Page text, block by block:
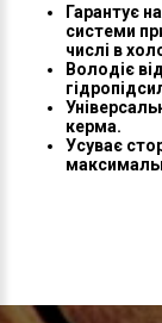
Гарантує
системи
числі в
Володіє
керма.
Усуває